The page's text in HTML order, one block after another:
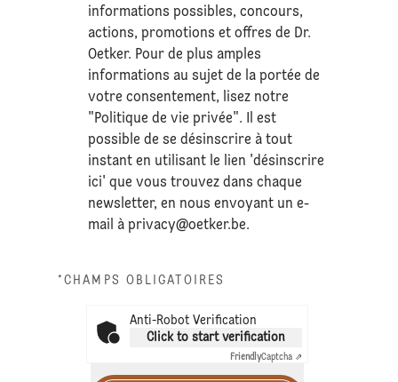
informations possibles, concours,
actions, promotions et offres de Dr.
Oetker. Pour de plus amples
informations au sujet de la portée de
votre consentement, lisez notre
"Politique de vie privée". Il est
possible de se désinscrire à tout
instant en utilisant le lien 'désinscrire
ici' que vous trouvez dans chaque
newsletter, en nous envoyant un e-
mail àprivacy@oetker.be.
*CHAMPS OBLIGATOIRES
Anti-Robot Verification
Click to start verification
FriendlyCaptcha ⇗